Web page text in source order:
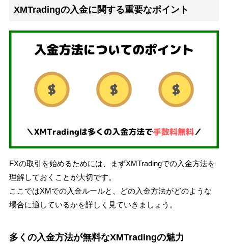
XMTradingの入金に関する重要なポイント
FXの取引を始めるためには、まずXMTradingでの入金方法を
理解しておくことが大切です。
ここではXMでの入金ルールと、どの入金方法がどのような
場合に適しているかを詳しく見ていきましょう。
多くの入金方法が無料なXMTradingの魅力